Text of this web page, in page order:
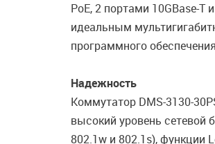
PoE, 2 портами 10GBase-
идеальным
программного
Надежность
Коммутатор DMS-3130-
высокий уровень сетевой
802.1w и 802.1s), функции